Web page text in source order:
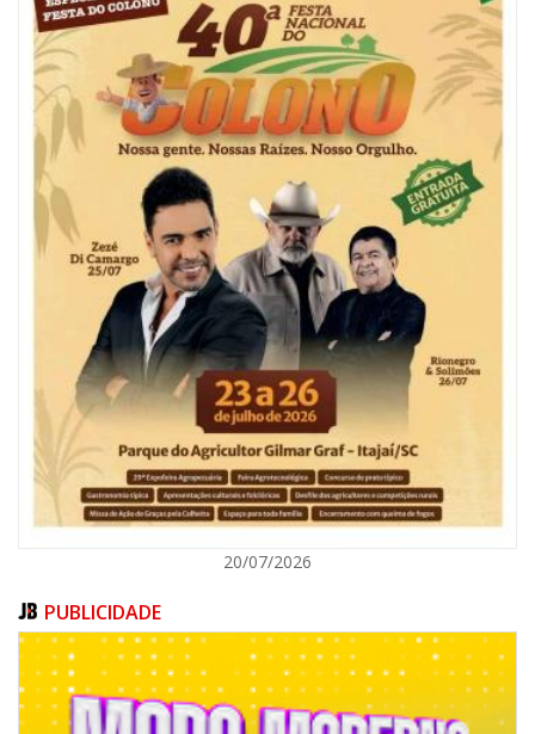
08/08/2026 | 07:00
Reservatórios de Penha são higienizados com ajuda de mergulhadores e
sem interrupção no abastecimento
ITAJAÍ
20/07/2026
PUBLICIDADE